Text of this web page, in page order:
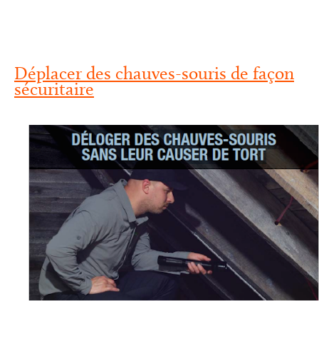
Déplacer des chauves-souris de façon
sécuritaire